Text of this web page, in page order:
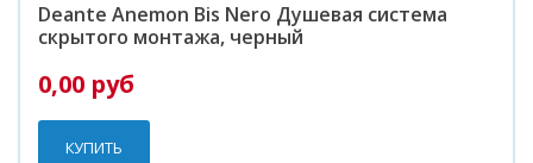
Deante Anemon Bis Nero Душевая система
скрытого монтажа, черный
0,00 руб
КУПИТЬ